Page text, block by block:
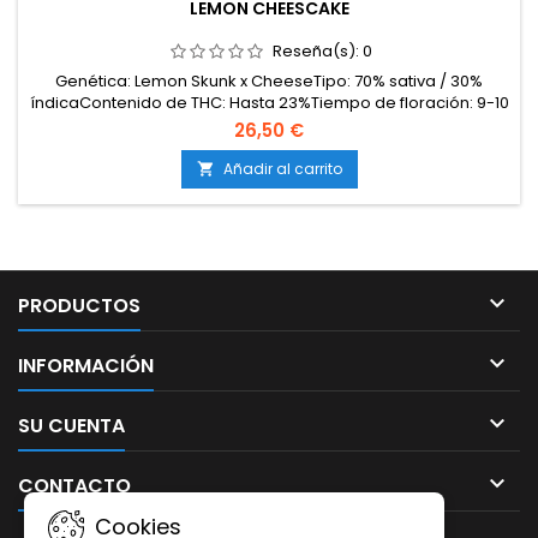
LEMON CHEESCAKE
Reseña(s): 0
Genética: Lemon Skunk x CheeseTipo: 70% sativa / 30%
índicaContenido de THC: Hasta 23%Tiempo de floración: 9-10
semanas en interiorProducción en interior: 600
g/m²Producción en exterior: 1000 g/plantaAltura: 100-140 cm
en interior; hasta 250-280 cm en exteriorAromas y
sabores: Cítricos (limón fresco), cremosos, terrosos y...
26,50 €
 Añadir al carrito
PRODUCTOS 
INFORMACIÓN 
SU CUENTA 
CONTACTO 
Cookies